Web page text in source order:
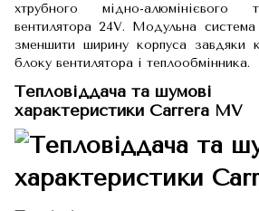
хтрубного мідно-алюмінієвого
вентилятора 24V. Модульна система
зменшити ширину корпуса завдяки
блоку вентилятора і теплообмінника.
Тепловіддача та шумові
характеристики Carrera МV